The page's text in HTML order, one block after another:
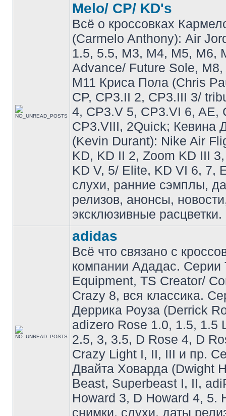
Melo/ CP/ KD's
Всё о кроссовках
(Carmelo Anthony): Air
1.5, 5.5, M3, M4, M5, M6,
Advance/ Future Sole,
M11 Криса Пола (Chris
CP, CP3.II 2, CP3.III 3/
4, CP3.V 5, CP3.VI 6, AE,
CP3.VIII, 2Quick; Кевина
(Kevin Durant): Nike Air
KD, KD II 2, Zoom KD III
KD V, 5/ Elite, KD VI 6, 7,
слухи, ранние сэмплы,
релизов, анонсы,
эксклюзивные расцветки.
adidas
Всё что связано с
компании Ададас. Серии
Equipment, TS Creator/
Crazy 8, вся классика.
Деррика Роуза (Derrick
adizero Rose 1.0, 1.5, 1.5
2.5, 3, 3.5, D Rose 4, D
Crazy Light I, II, III и пр.
Двайта Ховарда (Dwight
Beast, Superbeast I, II,
Howard 3, D Howard 4, 5.
снимки, слухи, даты